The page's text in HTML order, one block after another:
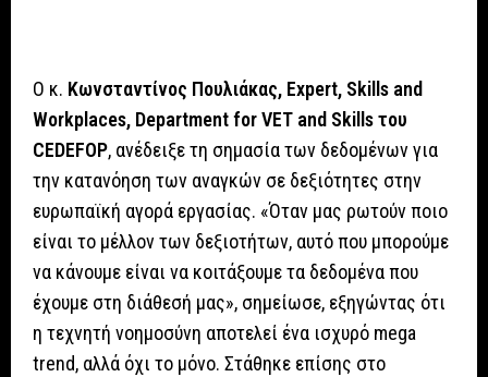
Ο κ. Κωνσταντίνος Πουλιάκας, Expert, Skills and
Workplaces, Department for VET and Skills του
CEDEFOP, ανέδειξε τη σημασία των δεδομένων για
την κατανόηση των αναγκών σε δεξιότητες στην
ευρωπαϊκή αγορά εργασίας. «Όταν μας ρωτούν ποιο
είναι το μέλλον των δεξιοτήτων, αυτό που μπορούμε
να κάνουμε είναι να κοιτάξουμε τα δεδομένα που
έχουμε στη διάθεσή μας», σημείωσε, εξηγώντας ότι
η τεχνητή νοημοσύνη αποτελεί ένα ισχυρό mega
trend, αλλά όχι το μόνο. Στάθηκε επίσης στο